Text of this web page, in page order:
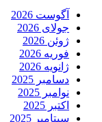
آگوست 2026
جولای 2026
ژوئن 2026
فوریه 2026
ژانویه 2026
دسامبر 2025
نوامبر 2025
اکتبر 2025
سپتامبر 2025